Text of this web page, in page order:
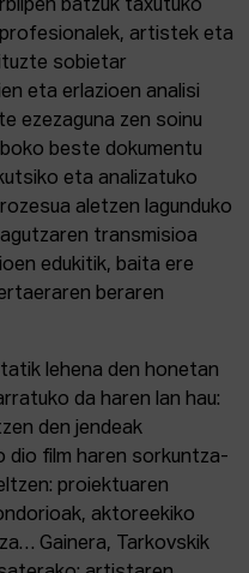
batzuk taxutuko
artistek eta
sobietar
eta erlazioen analisi
ezezaguna zen soinu
beste dokumentu
eta analizatuko
aletzen lagunduko
transmisioa
edukitik, baita ere
beraren
lehena den honetan
da haren lan hau:
den jendeak
dio film haren sorkuntza-
proiektuaren
aktoreekiko
Gainera, Tarkovskik